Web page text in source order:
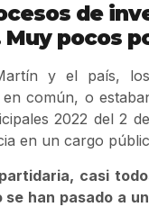
de
pocos
y el país, los
común, o
2022 del 2
en un cargo
casi
se han pasado a